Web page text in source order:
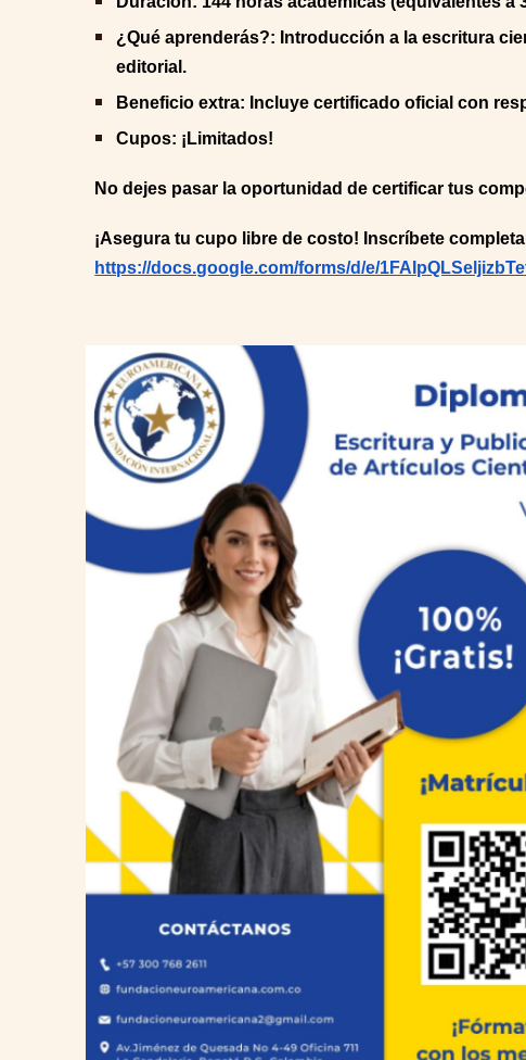
¿Qué aprenderás?: Introducción a la escritura
editorial.
Beneficio extra: Incluye certificado oficial con
Cupos: ¡Limitados!
No dejes pasar la oportunidad de certificar tus
¡Asegura tu cupo libre de costo! Inscríbete
https://docs.google.com/forms/d/e/